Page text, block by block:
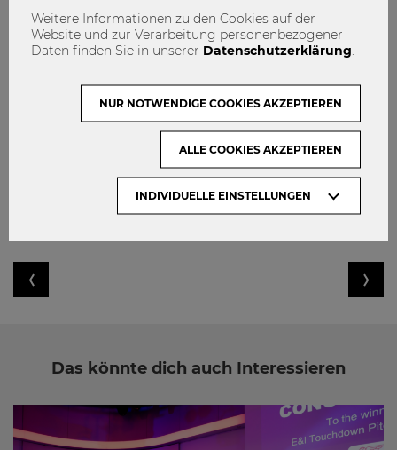
tonibot
admin
Das könnte dich auch Interessieren
Weitere Informationen zu den Cookies auf der
Website und zur Verarbeitung personenbezogener
Daten finden Sie in unserer Datenschutzerklärung
INDIVIDUELLE EINSTELLUNGEN
NUR NOTWENDIGE COOKIES AKZEPTIEREN
ALLE COOKIES AKZEPTIEREN